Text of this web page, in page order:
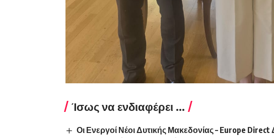
Ίσως να ενδιαφέρει ...
Οι Ενεργοί Νέοι Δυτικής Μακεδονίας – Europe